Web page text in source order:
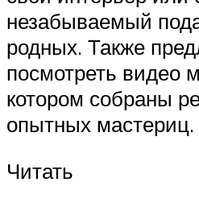
незабываемый
родных. Также
посмотреть видео
котором собраны
опытных мастериц.
Читать